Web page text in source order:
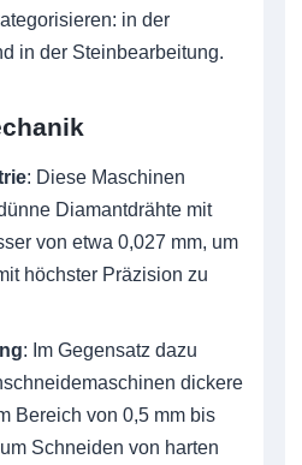
in der
in der Steinbearbeitung.
: Diese Maschinen
Diamantdrähte mit
von etwa 0,027 mm, um
höchster Präzision zu
: Im Gegensatz dazu
dickere
Bereich von 0,5 mm bis
Schneiden von harten